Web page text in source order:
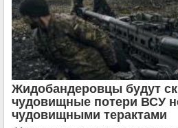
Жидобандеровцы будут
чудовищные потери ВСУ
чудовищными терактами